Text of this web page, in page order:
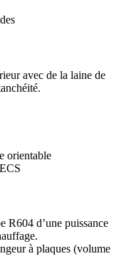
avec de la laine de
orientable
R604 d’une puissance
à plaques (volume